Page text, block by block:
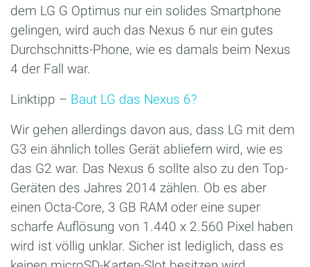
dem LG G Optimus nur ein solides Smartphone
gelingen, wird auch das Nexus 6 nur ein gutes
Durchschnitts-Phone, wie es damals beim Nexus
4 der Fall war.
Linktipp – Baut LG das Nexus 6?
Wir gehen allerdings davon aus, dass LG mit dem
G3 ein ähnlich tolles Gerät abliefern wird, wie es
das G2 war. Das Nexus 6 sollte also zu den Top-
Geräten des Jahres 2014 zählen. Ob es aber
einen Octa-Core, 3 GB RAM oder eine super
scharfe Auflösung von 1.440 x 2.560 Pixel haben
wird ist völlig unklar. Sicher ist lediglich, dass es